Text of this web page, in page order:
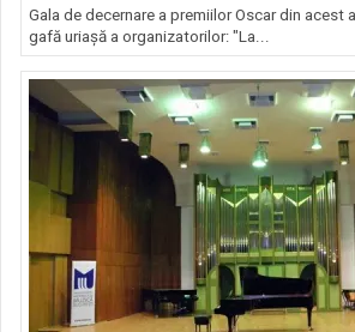
Gala de decernare a premiilor Oscar din acest
gafă uriașă a organizatorilor: "La...